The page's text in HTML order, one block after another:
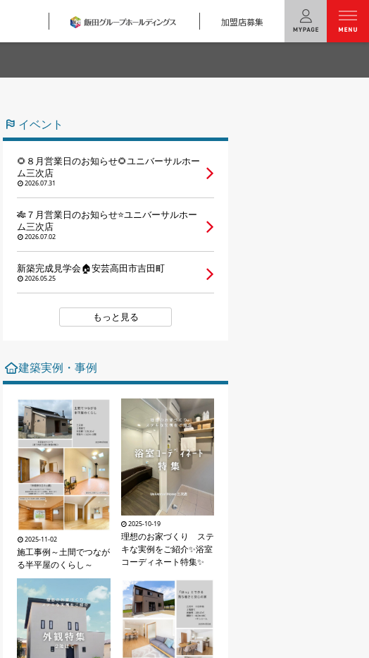
加盟店募集
テクノロジー
建築実例
シミュレーション
企業情報
お問い合わせ
イベント
🌻８月営業日のお知らせ🌻ユニバーサルホー
ム三次店
2026.07.31
🎋７月営業日のお知らせ⭐ユニバーサルホー
ム三次店
2026.07.02
新築完成見学会🏠安芸高田市吉田町
2026.05.25
もっと見る
建築実例・事例
2025-11-02
施工事例～土間でつなが
る半平屋のくらし～
2025-10-19
理想のお家づくり ステ
キな実例をご紹介✨浴室
コーディネート特集✨